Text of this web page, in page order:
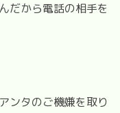
だから電話の相手を
ンタのご機嫌を取り